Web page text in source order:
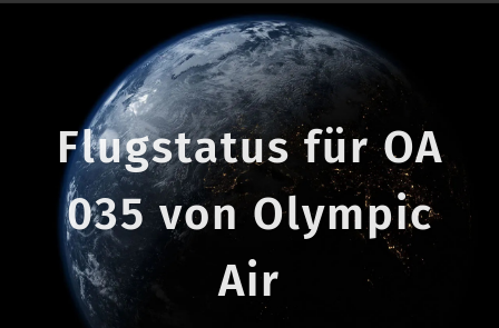
Flugstatus für OA
035 von Olympic
Air